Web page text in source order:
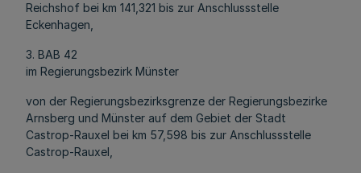
Reichshof bei km 141,321 bis zur Anschlussstelle
Eckenhagen,
3. BAB 42
im Regierungsbezirk Münster
von der Regierungsbezirksgrenze der Regierungsbezirke
Arnsberg und Münster auf dem Gebiet der Stadt
Castrop-Rauxel bei km 57,598 bis zur Anschlussstelle
Castrop-Rauxel,